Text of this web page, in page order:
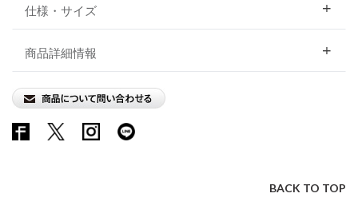
仕様・サイズ
商品詳細情報
BACK TO TOP